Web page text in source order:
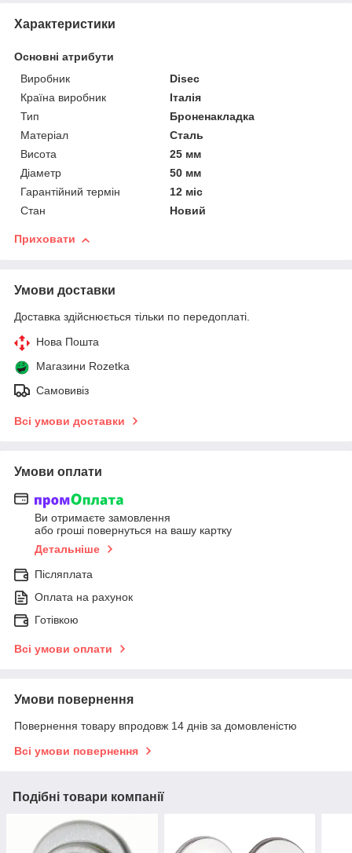
Характеристики
Основні атрибути
Виробник
Disec
Країна виробник
Італія
Тип
Броненакладка
Матеріал
Сталь
Висота
25 мм
Діаметр
50 мм
Гарантійний термін
12 міс
Стан
Новий
Приховати
Умови доставки
Доставка здійснюється тільки по передоплаті.
Нова Пошта
Магазини Rozetka
Самовивіз
Всі умови доставки
Умови оплати
Ви отримаєте замовлення
або гроші повернуться на вашу картку
Детальніше
Післяплата
Оплата на рахунок
Готівкою
Всі умови оплати
Умови повернення
Повернення товару впродовж 14 днів за домовленістю
Всі умови повернення
Подібні товари компанії